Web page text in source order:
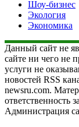
Шоу-бизнес
Экология
Экономика
Данный сайт не
сайте ни чего не
услуги не
новостей RSS
newsru.com.
ответственность
Администрация